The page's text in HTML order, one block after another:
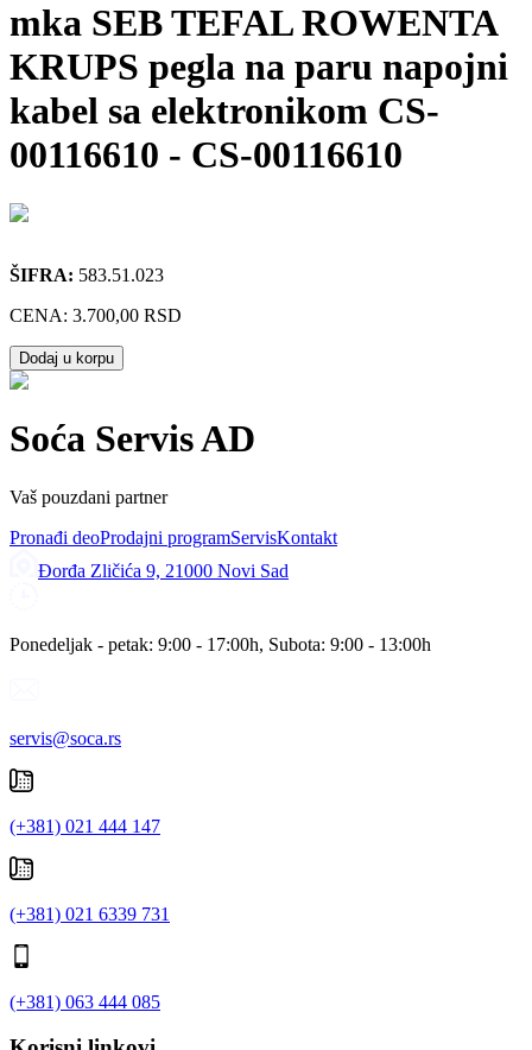
mka SEB TEFAL ROWENTA
KRUPS pegla na paru napojni
kabel sa elektronikom CS-
00116610 - CS-00116610
ŠIFRA: 583.51.023
CENA: 3.700,00 RSD
Dodaj u korpu
Soća Servis AD
Vaš pouzdani partner
Pronađi deoProdajni programServisKontakt
Đorđa Zličića 9, 21000 Novi Sad
Ponedeljak - petak: 9:00 - 17:00h, Subota: 9:00 - 13:00h
servis@soca.rs
(+381) 021 444 147
(+381) 021 6339 731
(+381) 063 444 085